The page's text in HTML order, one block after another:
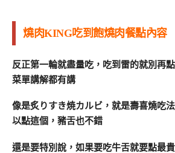
燒肉KING吃到飽燒肉餐點內容
反正第一輪就盡量吃，吃到雷的就別再
菜單講解都有講
像是炙りすき焼カルビ，就是壽喜燒吃
以點這個，豬舌也不錯
還是要特別說，如果要吃牛舌就要點最